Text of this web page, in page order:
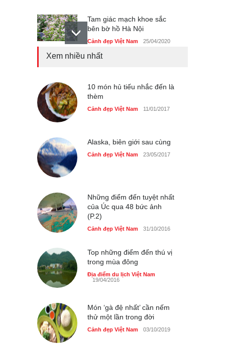
Tam giác mạch khoe sắc
bên bờ hồ Hà Nội
Cảnh đẹp Việt Nam 25/04/2020
Cảnh đẹp Việt Nam 24/04/2020
Những món ăn đồng quê
Xem nhiều nhất
10 món hủ tiếu nhắc đến là
thèm
Cảnh đẹp Việt Nam 11/01/2017
Alaska, biên giới sau cùng
Cảnh đẹp Việt Nam 23/05/2017
Những điểm đến tuyệt nhất
của Úc qua 48 bức ảnh
(P.2)
Cảnh đẹp Việt Nam 31/10/2016
Top những điểm đến thú vị
trong mùa đông
Địa điểm du lịch Việt Nam
19/04/2016
Món ‘gà đệ nhất’ cần nếm
thử một lần trong đời
Cảnh đẹp Việt Nam 03/10/2019